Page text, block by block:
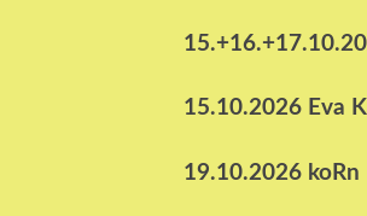
15.10.2026 Eva
19.10.2026 koRn